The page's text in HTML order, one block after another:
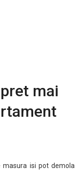
mai
masura isi pot demola